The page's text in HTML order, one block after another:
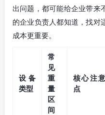
出问题，都可能给企业带来
的企业负责人都知道，找对
成本更重要。
设备
类型
常
见
重
量
区
间
核心注意
点